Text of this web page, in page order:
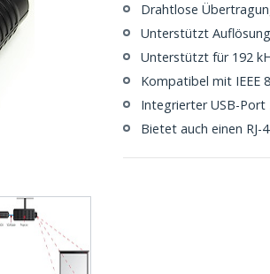
Drahtlose
Unterstützt
Unterstützt für 192
Kompatibel mit IEEE
Integrierter USB-
Bietet auch einen